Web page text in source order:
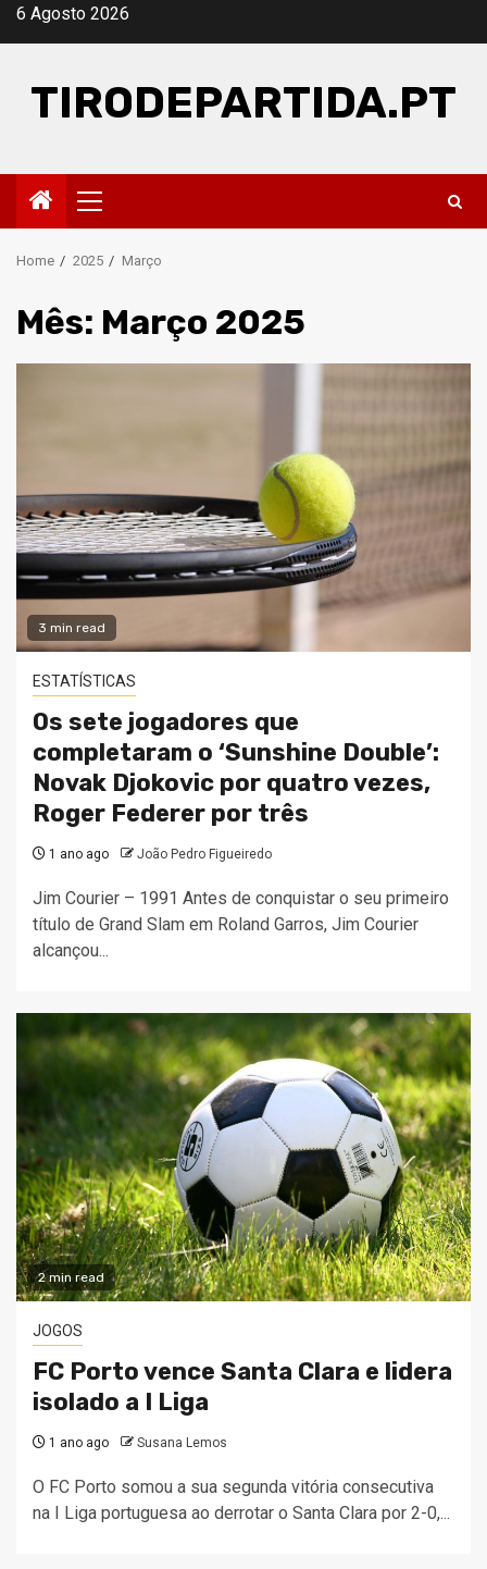
Skip6 Agosto 2026
TIRODEPARTIDA.PT
Primary
Menu
Home 2025 Março
Mês: Março 2025
3 min read
ESTATÍSTICAS
Os sete jogadores que
completaram o ‘Sunshine Double’:
Novak Djokovic por quatro vezes,
Roger Federer por três
1 ano ago João Pedro Figueiredo
Jim Courier – 1991 Antes de conquistar o seu primeiro
título de Grand Slam em Roland Garros, Jim Courier
alcançou...
2 min read
JOGOS
FC Porto vence Santa Clara e lidera
isolado a I Liga
1 ano ago Susana Lemos
O FC Porto somou a sua segunda vitória consecutiva
na I Liga portuguesa ao derrotar o Santa Clara por 2-0,...